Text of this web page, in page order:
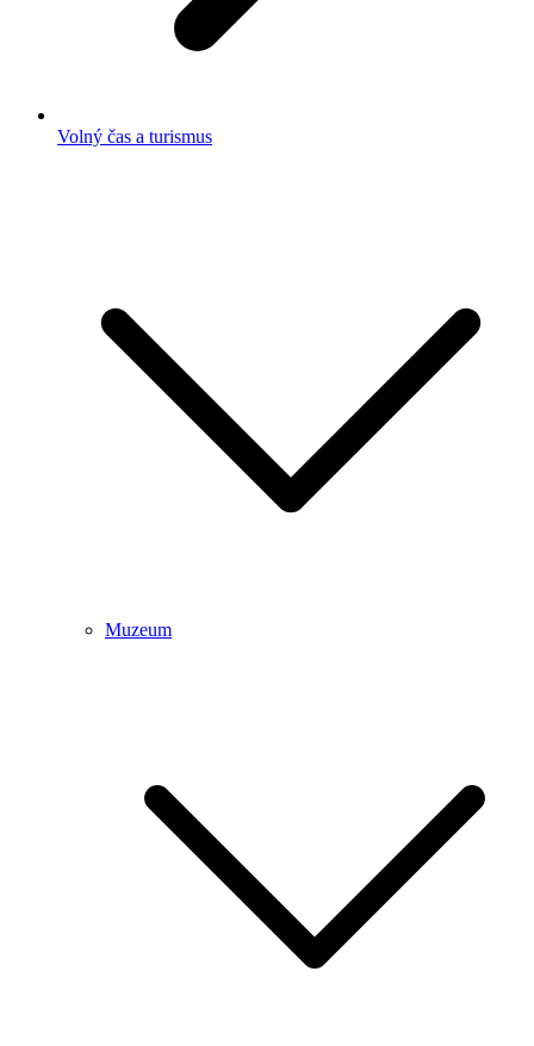
Volný čas a turismus
Muzeum